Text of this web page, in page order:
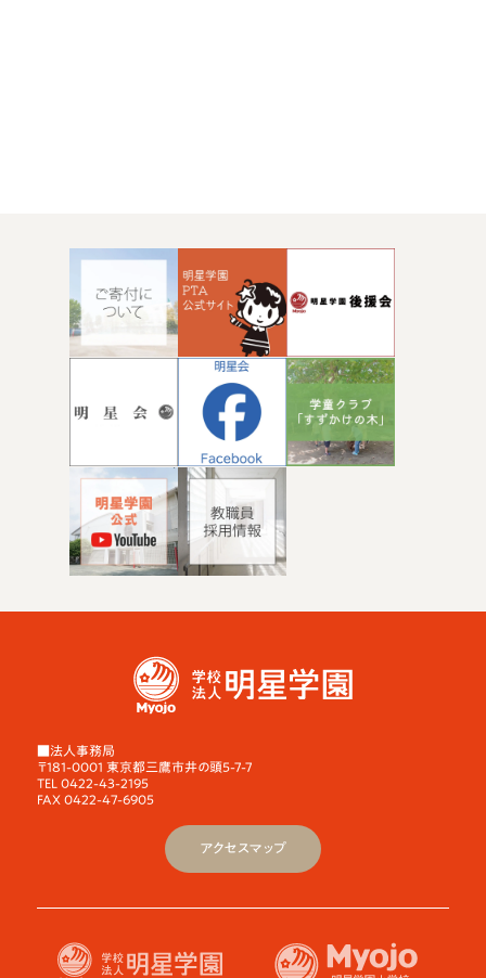
■法人事務局
〒181-0001 東京都三鷹市井の頭5-7-7
TEL 0422-43-2195
FAX 0422-47-6905
アクセスマップ